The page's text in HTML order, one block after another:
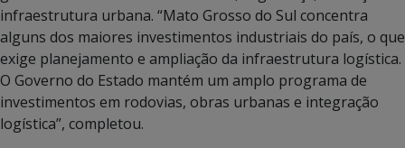
infraestrutura urbana. “Mato Grosso do Sul concentra
alguns dos maiores investimentos industriais do país, o que
exige planejamento e ampliação da infraestrutura logística.
O Governo do Estado mantém um amplo programa de
investimentos em rodovias, obras urbanas e integração
logística”, completou.